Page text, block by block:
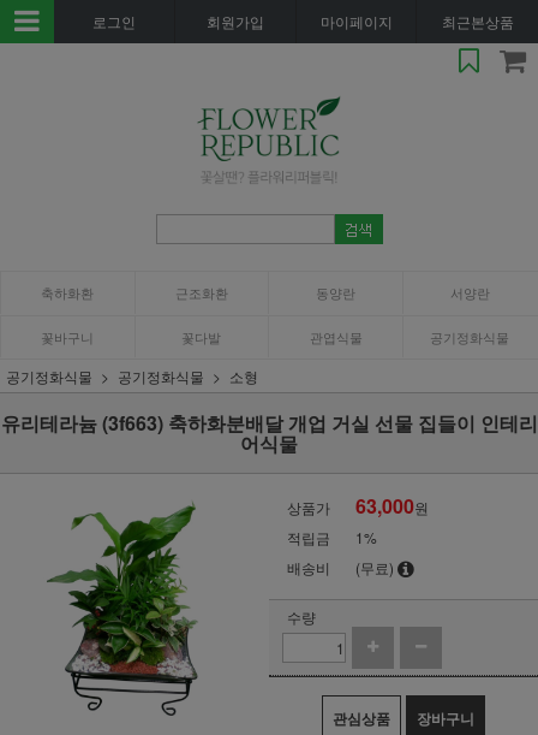
로그인 회원가입 마이페이지 최근본상품
축하화환 근조화환 동양란 서양란
꽃바구니 꽃다발 관엽식물 공기정화식물
공기정화식물 공기정화식물 소형
유리테라늄 (3f663) 축하화분배달 개업 거실 선물 집들이 인테리
어식물
상품가 63,000원
적립금
1%
배송비
(무료)
수량
관심상품 장바구니